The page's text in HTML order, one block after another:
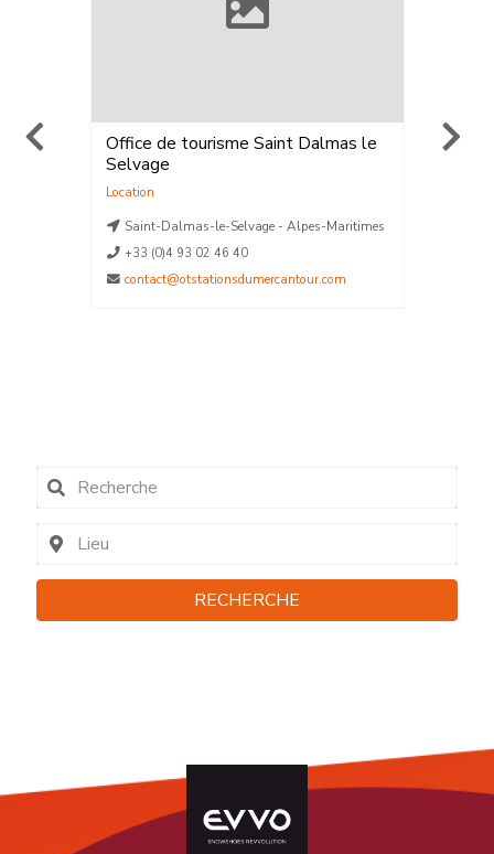
Office de tourisme Saint Dalmas le
Selvage
Location
Saint-Dalmas-le-Selvage - Alpes-Maritimes
+33 (0)4 93 02 46 40
contact@otstationsdumercantour.com
RECHERCHE